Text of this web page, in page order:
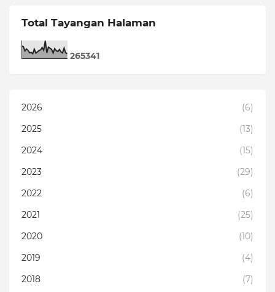
Total Tayangan Halaman
265341
2026
(6)
2025
(13)
2024
(15)
2023
(29)
2022
(6)
2021
(25)
2020
(10)
2019
(4)
2018
(7)